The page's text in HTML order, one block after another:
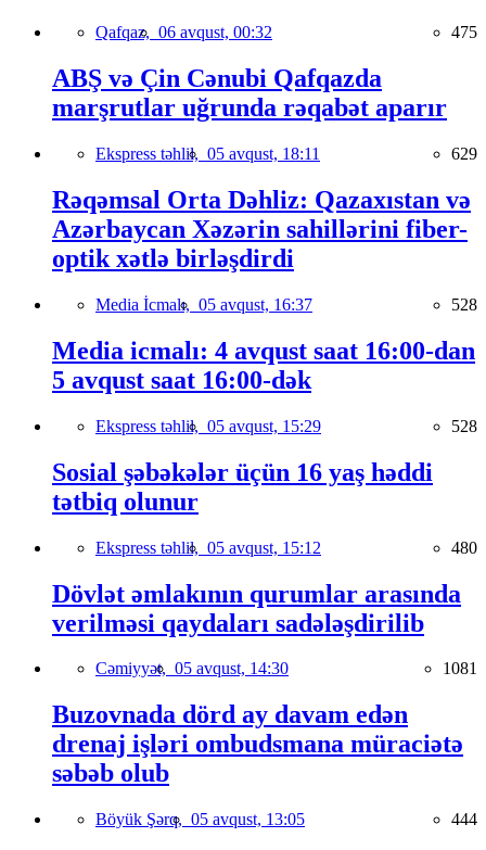
Qafqaz, 06 avqust, 00:32 475
ABŞ və Çin Cənubi Qafqazda
marşrutlar uğrunda rəqabət aparır
Ekspress təhlil, 05 avqust, 18:11 629
Rəqəmsal Orta Dəhliz: Qazaxıstan və
Azərbaycan Xəzərin sahillərini fiber-
optik xətlə birləşdirdi
Media İcmalı, 05 avqust, 16:37 528
Media icmalı: 4 avqust saat 16:00-dan
5 avqust saat 16:00-dək
Ekspress təhlil, 05 avqust, 15:29 528
Sosial şəbəkələr üçün 16 yaş həddi
tətbiq olunur
Ekspress təhlil, 05 avqust, 15:12 480
Dövlət əmlakının qurumlar arasında
verilməsi qaydaları sadələşdirilib
Cəmiyyət, 05 avqust, 14:30 1081
Buzovnada dörd ay davam edən
drenaj işləri ombudsmana müraciətə
səbəb olub
Böyük Şərq, 05 avqust, 13:05 444